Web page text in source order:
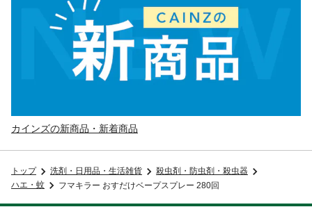
カインズの新商品・新着商品
トップ 洗剤・日用品・生活雑貨
殺虫剤・防虫剤・殺虫器
ハエ・蚊
フマキラー おすだけベープスプレー 280回